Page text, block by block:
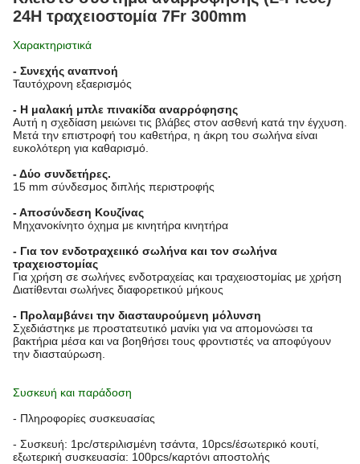
24H τραχειοστομία 7Fr 300mm
Χαρακτηριστικά
- Συνεχής αναπνοή
Ταυτόχρονη εξαερισμός
- Η μαλακή μπλε πινακίδα αναρρόφησης
Αυτή η σχεδίαση μειώνει τις βλάβες στον ασθενή κατά την έγχυση.
Μετά την επιστροφή του καθετήρα, η άκρη του σωλήνα είναι
ευκολότερη για καθαρισμό.
- Δύο συνδετήρες.
15 mm σύνδεσμος διπλής περιστροφής
- Αποσύνδεση Κουζίνας
Μηχανοκίνητο όχημα με κινητήρα κινητήρα
- Για τον ενδοτραχειικό σωλήνα και τον σωλήνα
τραχειοστομίας
Για χρήση σε σωλήνες ενδοτραχείας και τραχειοστομίας με χρήση
Διατίθενται σωλήνες διαφορετικού μήκους
- Προλαμβάνει την διασταυρούμενη μόλυνση
Σχεδιάστηκε με προστατευτικό μανίκι για να απομονώσει τα
βακτήρια μέσα και να βοηθήσει τους φροντιστές να αποφύγουν
την διασταύρωση.
Συσκευή και παράδοση
- Πληροφορίες συσκευασίας
- Συσκευή: 1pc/στεριλισμένη τσάντα, 10pcs/έσωτερικό κουτί,
εξωτερική συσκευασία: 100pcs/καρτόνι αποστολής